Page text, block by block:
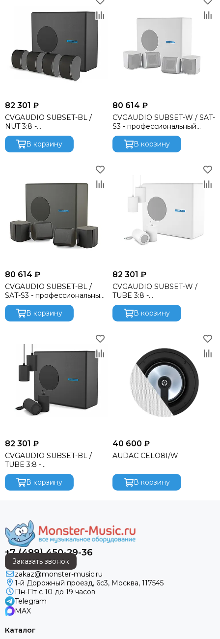
82 301 ₽
CVGAUDIO SUBSET-BL /
NUT 3:8 -
профессиональный
пассивный комплект
В корзину
80 614 ₽
CVGAUDIO SUBSET-W / SAT-
S3 - профессиональный
пассивный комплект
В корзину
80 614 ₽
CVGAUDIO SUBSET-BL /
SAT-S3 - профессиональный
пассивный комплект
В корзину
82 301 ₽
CVGAUDIO SUBSET-W /
TUBE 3:8 -
профессиональный
пассивный звуковой
комплект
В корзину
82 301 ₽
CVGAUDIO SUBSET-BL /
TUBE 3:8 -
профессиональный
пассивный звуковой
комплект
В корзину
40 600 ₽
AUDAC CELO8I/W
В корзину
+7 (499) 450-29-36
Заказать звонок
zakaz@monster-music.ru
1-й Дорожный проезд, 6с3, Москва, 117545
Пн-Пт с 10 до 19 часов
Telegram
MAX
Каталог